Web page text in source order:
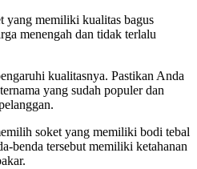
yang memiliki kualitas bagus
menengah dan tidak terlalu
kualitasnya. Pastikan Anda
yang sudah populer dan
soket yang memiliki bodi tebal
benda tersebut memiliki ketahanan